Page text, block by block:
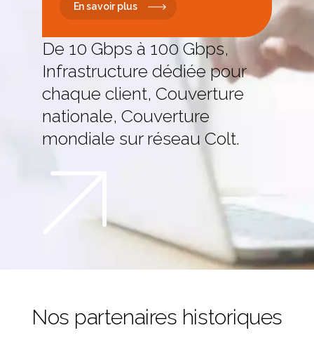
En savoir plus
De 10 Gbps à 100 Gbps,
Infrastructure dédiée pour
chaque client, Couverture
nationale, Couverture
mondiale sur réseau Colt.
Nos partenaires historiques